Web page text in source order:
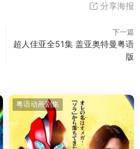
分享海报
下一篇
超人佳亚全51集 盖亚奥特曼粤语
版
粤语动画剧集